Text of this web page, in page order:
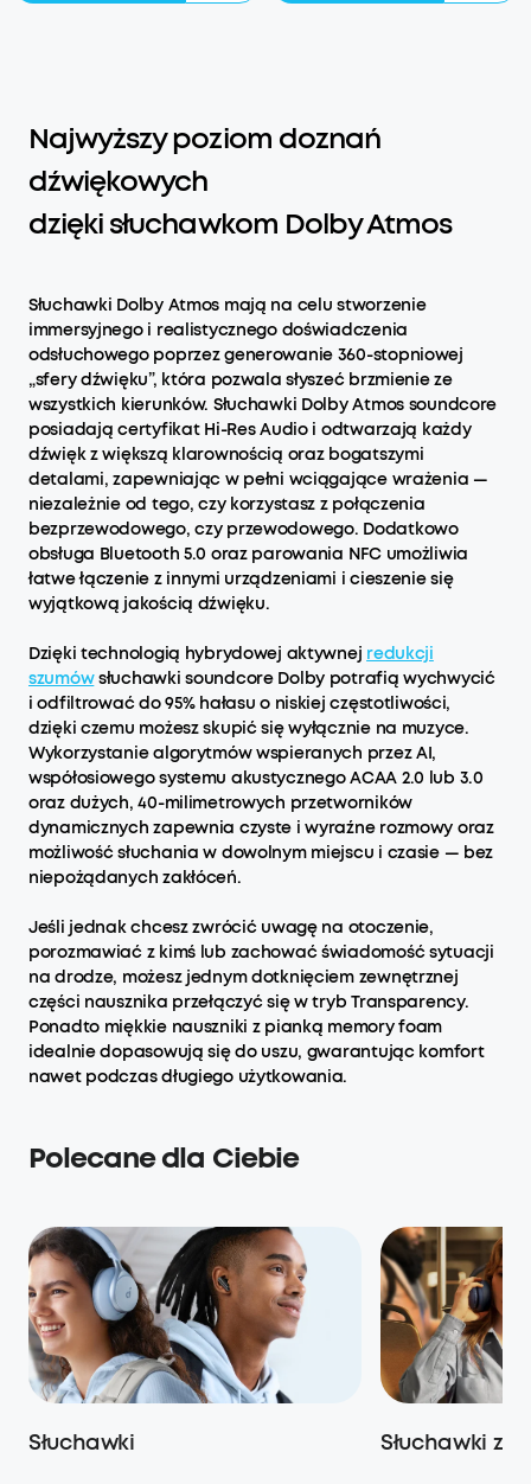
Najwyższy poziom doznań
dźwiękowych
dzięki słuchawkom Dolby Atmos
Słuchawki Dolby Atmos mają na celu stworzenie
immersyjnego i realistycznego doświadczenia
odsłuchowego poprzez generowanie 360-stopniowej
„sfery dźwięku”, która pozwala słyszeć brzmienie ze
wszystkich kierunków. Słuchawki Dolby Atmos soundcore
posiadają certyfikat Hi-Res Audio i odtwarzają każdy
dźwięk z większą klarownością oraz bogatszymi
detalami, zapewniając w pełni wciągające wrażenia —
niezależnie od tego, czy korzystasz z połączenia
bezprzewodowego, czy przewodowego. Dodatkowo
obsługa Bluetooth 5.0 oraz parowania NFC umożliwia
łatwe łączenie z innymi urządzeniami i cieszenie się
wyjątkową jakością dźwięku.
Dzięki technologią hybrydowej aktywnej redukcji
szumówsłuchawki soundcore Dolby potrafią wychwycić
i odfiltrować do 95% hałasu o niskiej częstotliwości,
dzięki czemu możesz skupić się wyłącznie na muzyce.
Wykorzystanie algorytmów wspieranych przez AI,
współosiowego systemu akustycznego ACAA 2.0 lub 3.0
oraz dużych, 40-milimetrowych przetworników
dynamicznych zapewnia czyste i wyraźne rozmowy oraz
możliwość słuchania w dowolnym miejscu i czasie — bez
niepożądanych zakłóceń.
Jeśli jednak chcesz zwrócić uwagę na otoczenie,
porozmawiać z kimś lub zachować świadomość sytuacji
na drodze, możesz jednym dotknięciem zewnętrznej
części nausznika przełączyć się w tryb Transparency.
Ponadto miękkie nauszniki z pianką memory foam
idealnie dopasowują się do uszu, gwarantując komfort
nawet podczas długiego użytkowania.
Polecane dla Ciebie
Słuchawki Słuchawki z